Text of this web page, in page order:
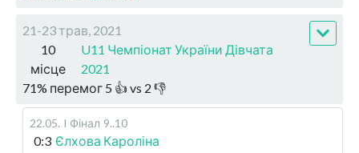
21-23 трав, 2021
10
місце
U11 Чемпіонат України Дівчата
2021
71% перемог 5 👍 vs 2 👎
22.05. I Фінал 9..10
0:3 Єлхова Кароліна